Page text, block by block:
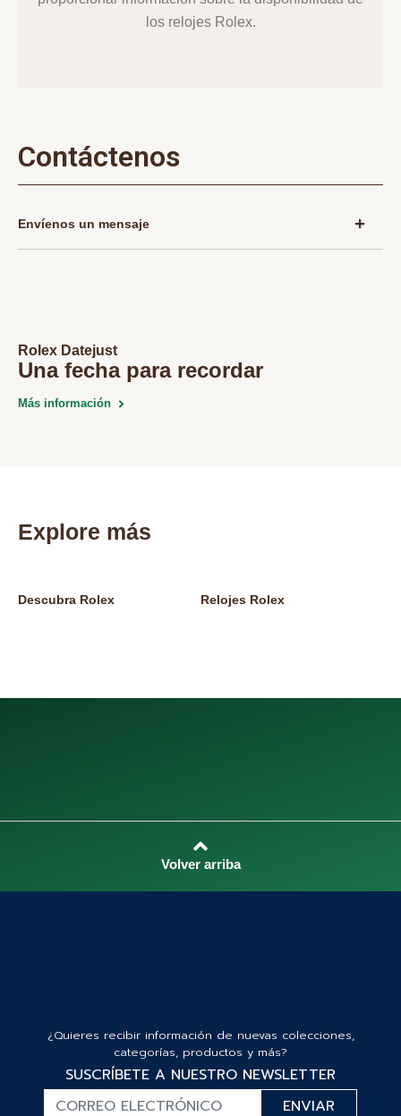
los relojes Rolex.
Contáctenos
Envíenos un mensaje
Rolex Datejust
Una fecha para recordar
Más información
Explore más
Descubra Rolex Relojes Rolex
¿Quieres recibir información de nuevas colecciones,
categorías, productos y más?
SUSCRÍBETE A NUESTRO NEWSLETTER